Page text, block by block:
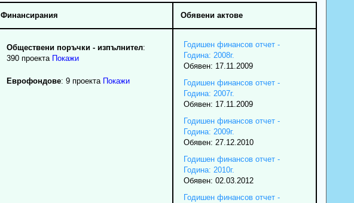
Финансирания Обявени актове
Обществени поръчки - изпълнител:
390 проекта Покажи
Еврофондове: 9 проекта Покажи
Годишен финансов отчет -
Година: 2008г.
Обявен: 17.11.2009
Годишен финансов отчет -
Година: 2007г.
Обявен: 17.11.2009
Годишен финансов отчет -
Година: 2009г.
Обявен: 27.12.2010
Годишен финансов отчет -
Година: 2010г.
Обявен: 02.03.2012
Годишен финансов отчет -